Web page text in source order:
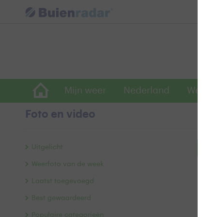
Mijn weer Nederland
Foto en video
Uitgelicht
Weerfoto van de week
Laatst toegevoegd
Best gewaardeerd
Populaire categorieën